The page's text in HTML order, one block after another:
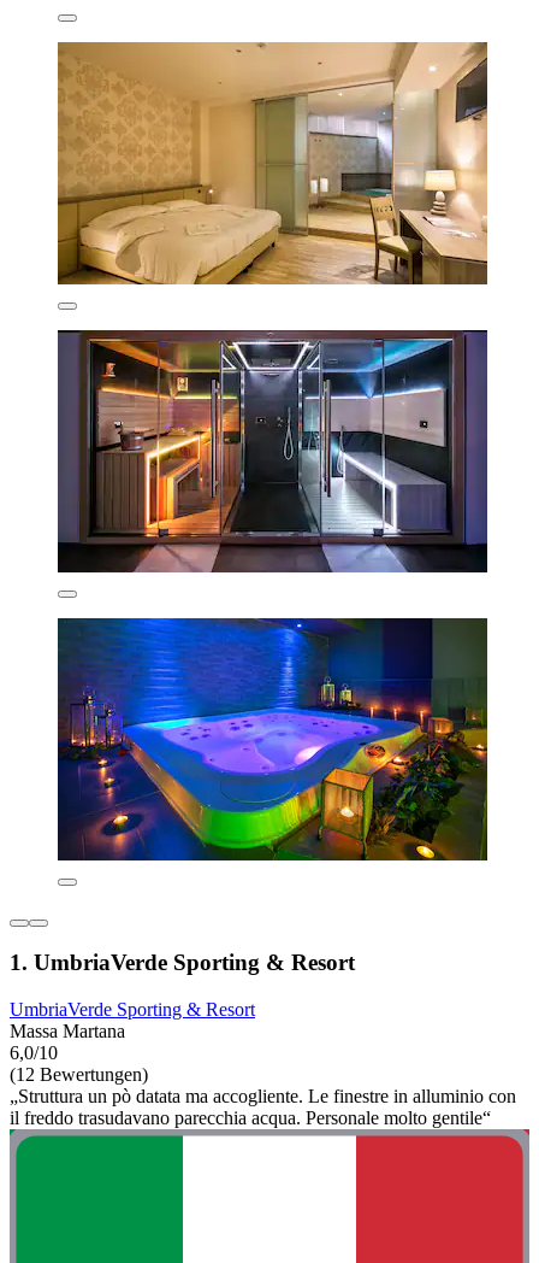
1. UmbriaVerde Sporting & Resort
UmbriaVerde Sporting & Resort
Massa Martana
6,0/10
(12 Bewertungen)
„Struttura un pò datata ma accogliente. Le finestre in alluminio con
il freddo trasudavano parecchia acqua. Personale molto gentile“